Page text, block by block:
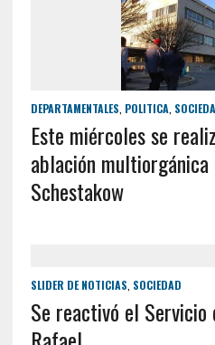
DEPARTAMENTALES POLITICA
Este miércoles se
ablación
Schestakow
SLIDER DE NOTICIAS SOCIEDAD
Se reactivó el Servicio